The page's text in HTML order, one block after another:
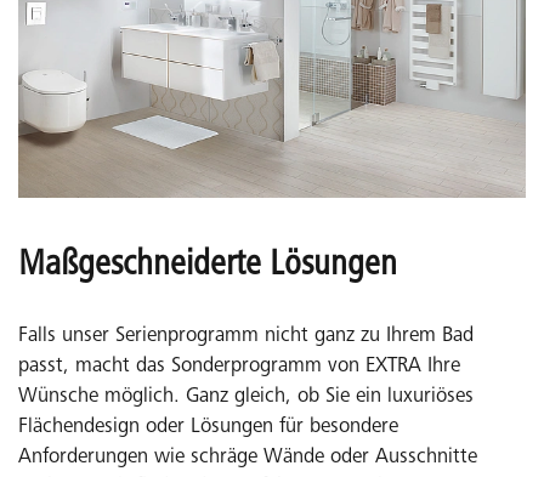
Maßgeschneiderte Lösungen
Falls unser Serienprogramm nicht ganz zu Ihrem Bad
passt, macht das Sonderprogramm von EXTRA Ihre
Wünsche möglich. Ganz gleich, ob Sie ein luxuriöses
Flächendesign oder Lösungen für besondere
Anforderungen wie schräge Wände oder Ausschnitte